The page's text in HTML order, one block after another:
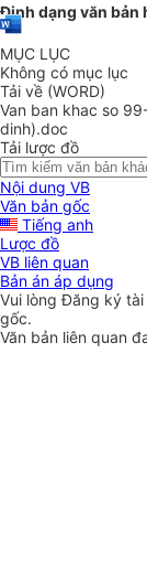
Định dạng văn bản
MỤC LỤC
Không có mục lục
Tải về (WORD)
Van ban khac so
dinh).doc
Tải lược đồ
Nội dung VB
Văn bản gốc
Tiếng anh
Lược đồ
VB liên quan
Bản án áp dụng
Vui lòngĐăng ký tài
gốc.
Văn bản liên quan